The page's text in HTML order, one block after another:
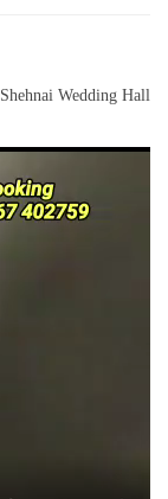
Shehnai Wedding Hall